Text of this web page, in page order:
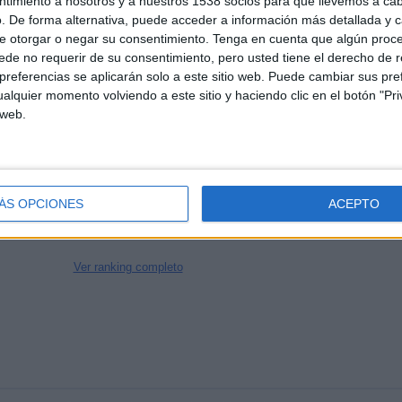
De forma alternativa, puede acceder a información más detallada y
otorgar o negar su consentimiento. Tenga en cuenta que algún
no requerir de su consentimiento, pero usted tiene el derecho de
se aplicarán solo a este sitio web. Puede cambiar sus
momento volviendo a este sitio y haciendo clic en el botón
OPCIONES ACEPTO
CANALES TV
SIN PARTIDO
GRATUÍTO
CANALES POR
PARTIDO
Ranking equipos por nº de partidos en abierto
Ver ranking completo